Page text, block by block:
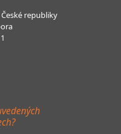
republiky